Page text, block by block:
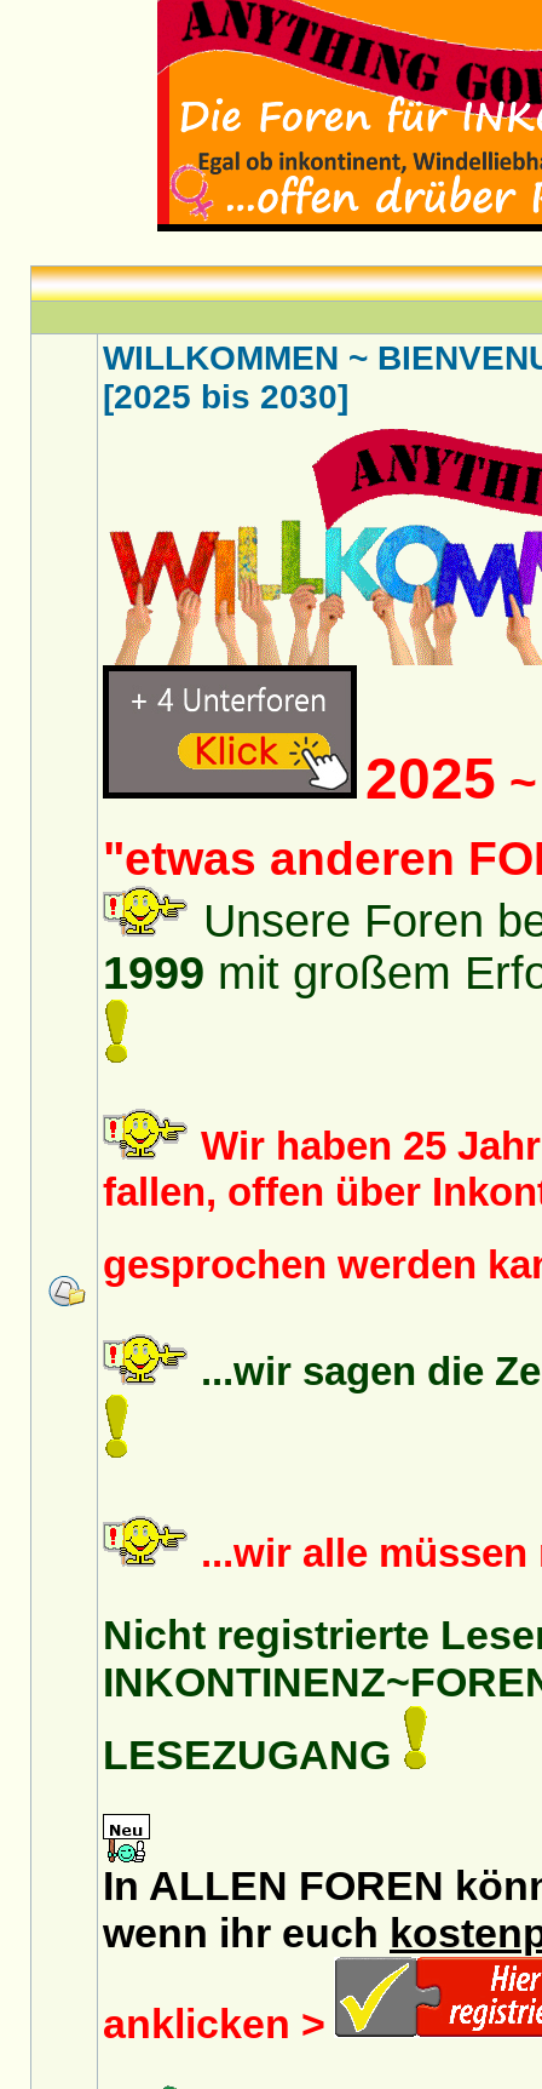
WILLKOMMEN ~
[2025 bis 2030]
2025
"etwas anderen
Unsere Foren
1999 mit großem
Wir haben 25
fallen, offen über
gesprochen werden
...wir sagen die
...wir alle
Nicht registrierte
LESEZUGANG
In ALLEN FOREN
wenn ihr euch
anklicken >